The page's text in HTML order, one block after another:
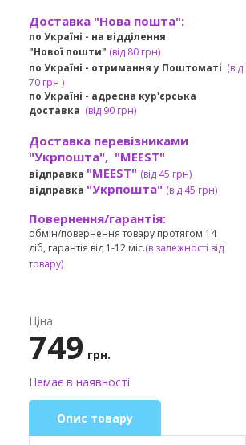
Доставка "Нова пошта":
по Україні - на відділення
"Нової пошти" (від 80 грн)
по Україні - отримання у Поштоматі (від
70 грн )
по Україні - адресна кур'єрська
доставка (від90 грн)
Доставка перевізниками
"Укрпошта", "MEEST"
відправка "MEEST" (від 45 грн)
відправка "Укрпошта" (від 45 грн)
Повернення/гарантія:
обмін/повернення товару протягом 14
діб, гарантія від 1-12 міс.(в залежності від
товару)
Ціна
749 грн.
Немає в наявності
Опис товару